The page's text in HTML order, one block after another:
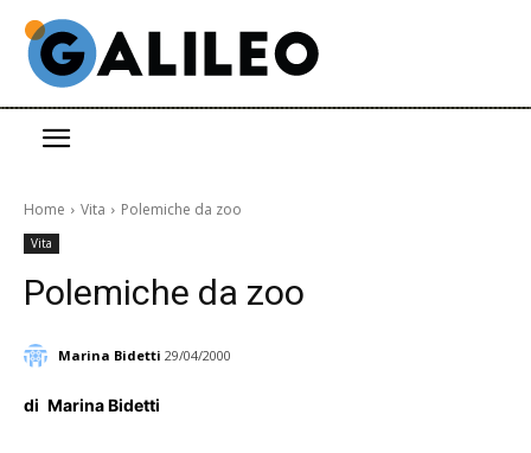
Home Vita Polemiche da zoo
Vita
Polemiche da zoo
Marina Bidetti 29/04/2000
di Marina Bidetti